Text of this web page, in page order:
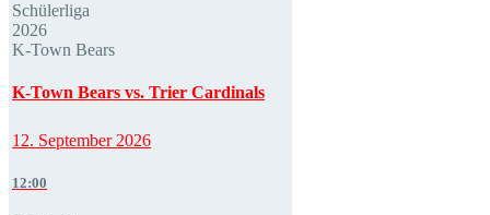
Schülerliga
2026
K-Town Bears
K-Town Bears vs. Trier Cardinals
12. September 2026
12:00